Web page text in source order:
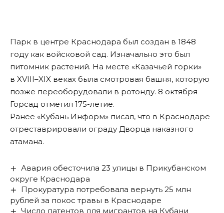
Парк в центре Краснодара был создан в 1848
году как войсковой сад. Изначально это был
питомник растений. На месте «Казачьей горки»
в XVIII–XIX веках была смотровая башня, которую
позже переоборудовали в ротонду. 8 октября
Горсад отметил 175-летие.
Ранее «Кубань Информ» писал, что в Краснодаре
отреставрировали ограду Дворца наказного
атамана.
Авария обесточила 23 улицы в Прикубанском
округе Краснодара
Прокуратура потребовала вернуть 25 млн
рублей за покос травы в Краснодаре
Число патентов для мигрантов на Кубани